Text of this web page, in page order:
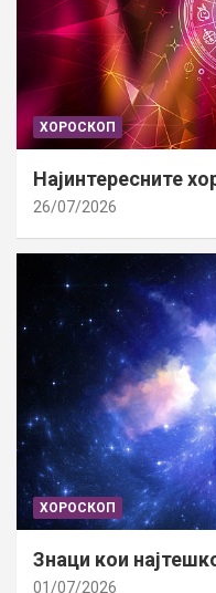
ХОРОСКОП
Најинтересните
26/07/2026
ХОРОСКОП
Знаци кои
01/07/2026